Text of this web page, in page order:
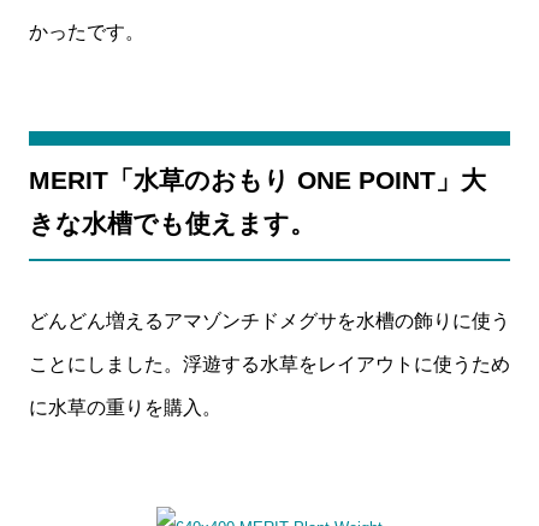
かったです。
MERIT「水草のおもり ONE POINT」大
きな水槽でも使えます。
どんどん増えるアマゾンチドメグサを水槽の飾りに使う
ことにしました。浮遊する水草をレイアウトに使うため
に水草の重りを購入。